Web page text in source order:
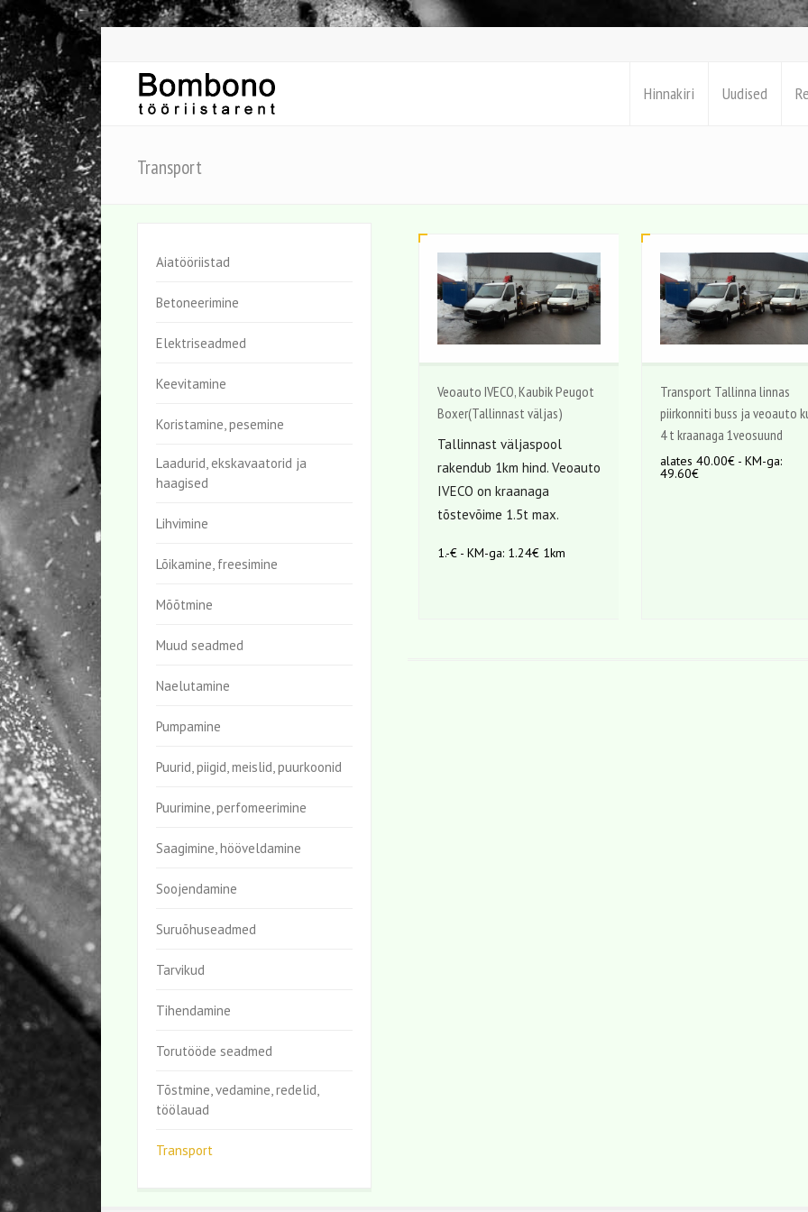
Hinnakiri Uudised
Transport
Veoauto IVECO, Kaubik Peugot
Boxer(Tallinnast väljas)
Tallinnast väljaspool
rakendub 1km hind. Veoauto
IVECO on kraanaga
tõstevõime 1.5t max.
1.-€ - KM-ga: 1.24€ 1km
Transport Tallinna linnas
piirkonniti buss ja veoauto
4 t kraanaga 1veosuund
alates 40.00€ - KM-ga:
49.60€
Aiatööriistad
Betoneerimine
Elektriseadmed
Keevitamine
Koristamine, pesemine
Laadurid, ekskavaatorid ja
haagised
Lihvimine
Lõikamine, freesimine
Mõõtmine
Muud seadmed
Naelutamine
Pumpamine
Puurid, piigid, meislid, puurkoonid
Puurimine, perfomeerimine
Saagimine, hööveldamine
Soojendamine
Suruõhuseadmed
Tarvikud
Tihendamine
Torutööde seadmed
Tõstmine, vedamine, redelid,
töölauad
Transport